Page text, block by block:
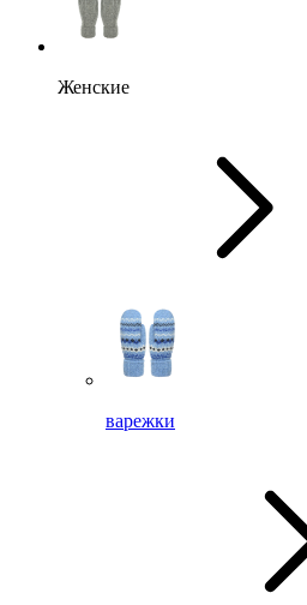
Женские
варежки